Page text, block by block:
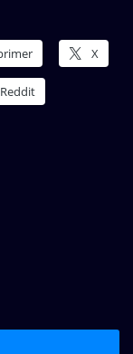
X
Reddit